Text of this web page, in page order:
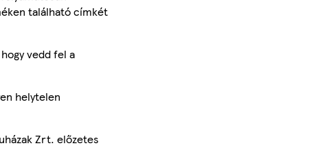
található címkét
vedd fel a
helytelen
Zrt. előzetes